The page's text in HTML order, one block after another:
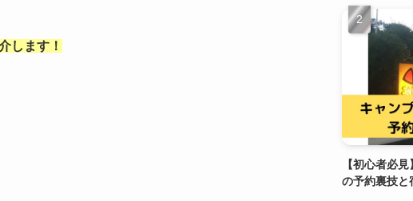
します！
【初心者必
の予約裏技と